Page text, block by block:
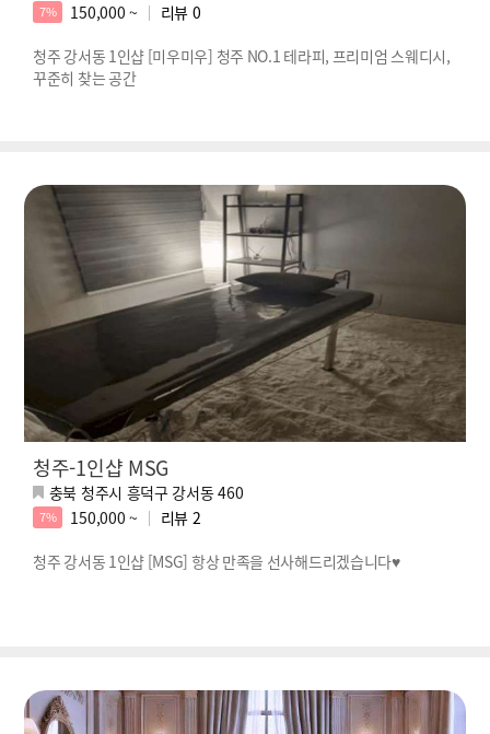
7% 150,000 ~ 리뷰 0
청주 강서동 1인샵 [미우미우] 청주 NO.1 테라피, 프리미엄 스웨디시,
꾸준히 찾는 공간
청주-1인샵 MSG
충북 청주시 흥덕구 강서동 460
7% 150,000 ~ 리뷰 2
청주 강서동 1인샵 [MSG] 항상 만족을 선사해드리겠습니다♥